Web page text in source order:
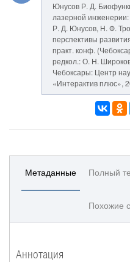
Юнусов Р. Д.
лазерной
Р. Д. Юнусов, Н. Ф.
перспективы
практ. конф.
редкол.: О. Н.
Чебоксары: Центр
«Интерактив плюс»,
Метаданные Полный
Похожие
Аннотация